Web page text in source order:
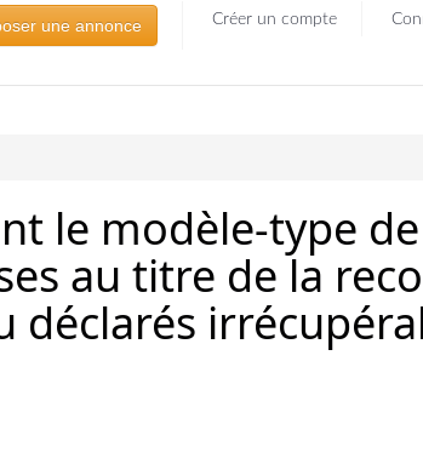
une annonce Créer un compte
le modèle-type
au titre de la